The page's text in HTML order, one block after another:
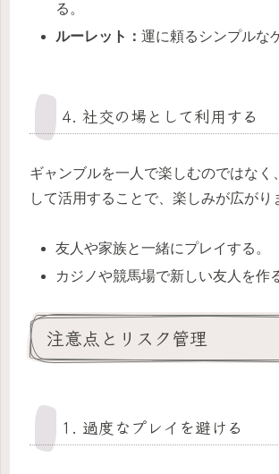
る。
ルーレット：運に頼るシンプルな
4. 社交の場として利用する
ギャンブルを一人で楽しむのではなく
して活用することで、楽しみが広がり
友人や家族と一緒にプレイする。
カジノや競馬場で新しい友人を作
注意点とリスク管理
1. 過度なプレイを避ける